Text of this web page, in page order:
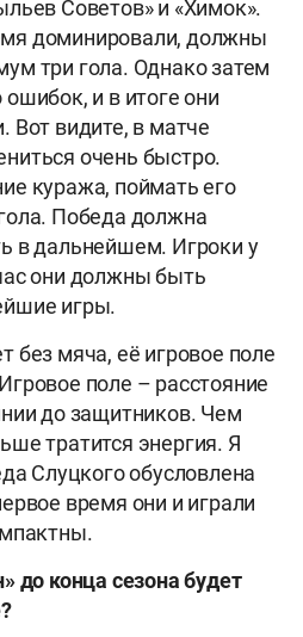
Советов» и «Химок».
доминировали, должны
три гола. Однако затем
и в итоге они
Вот видите, в матче
очень быстро.
куража, поймать его
Победа должна
в дальнейшем. Игроки у
они должны быть
игры.
без мяча, её игровое поле
поле – расстояние
до защитников. Чем
тратится энергия. Я
Слуцкого обусловлена
время они и играли
до конца сезона будет